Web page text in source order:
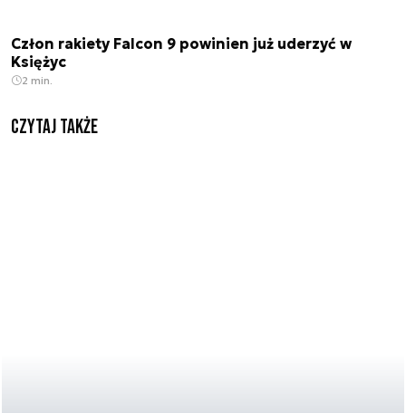
Człon rakiety Falcon 9 powinien już uderzyć w
Księżyc
2 min.
Czytaj także